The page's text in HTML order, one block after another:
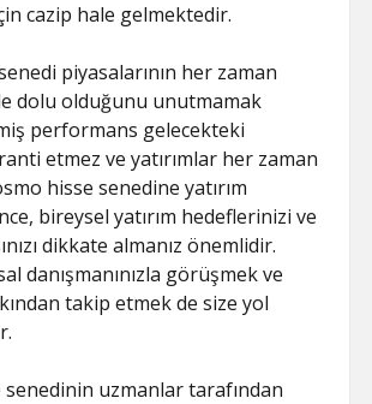
cazip hale gelmektedir.
piyasalarının her zaman
dolu olduğunu unutmamak
performans gelecekteki
etmez ve yatırımlar her zaman
hisse senedine yatırım
bireysel yatırım hedeflerinizi ve
dikkate almanız önemlidir.
danışmanınızla görüşmek ve
takip etmek de size yol
senedinin uzmanlar tarafından